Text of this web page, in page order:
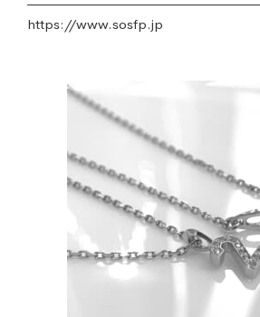
https://www.sosfp.jp